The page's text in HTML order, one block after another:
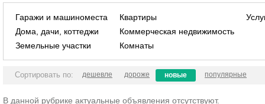
Гаражи и машиноместа
Дома, дачи, коттеджи
Земельные участки
Квартиры
Коммерческая недвижимость
Комнаты
Сортировать по: дешевле дороже новые популярные
В данной рубрике актуальные объявления отсутствуют.